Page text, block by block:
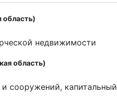
область)
недвижимости
область)
сооружений, капитальный